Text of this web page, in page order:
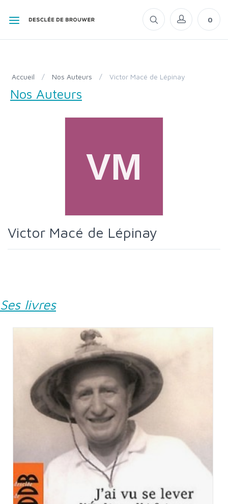
0
Accueil / Nos Auteurs / Victor Macé de Lépinay
Nos Auteurs
Victor Macé de Lépinay
Ses livres